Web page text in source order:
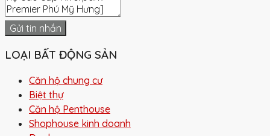
Gửi tin nhắn
LOẠI BẤT ĐỘNG SẢN
Căn hộ chung cư
Biệt thự
Căn hộ Penthouse
Shophouse kinh doanh